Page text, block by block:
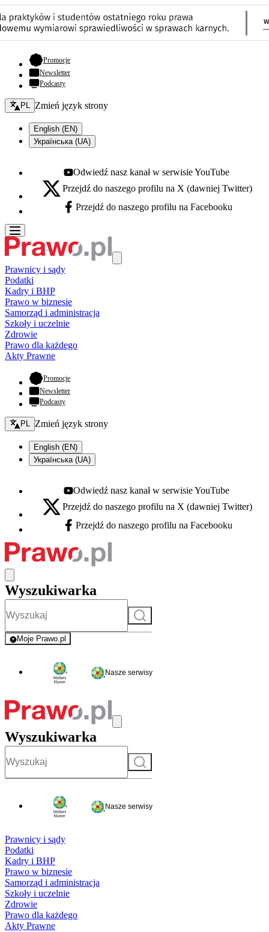
Promocje- otwiera się w nowej karcie
Newsletter
Podcasty
Zmień język - bieżący:
PL Zmień język strony
English (EN)
Українська (UA)
Youtube - otwiera się w nowej karcie
Odwiedź nasz kanał w serwisie YouTube
X - otwiera się w nowej karcie
Przejdź do naszego profilu na X (dawniej Twitter)
Facebook - otwiera się w nowej karcie
Przejdź do naszego profilu na Facebooku
Prawnicy i sądy
Podatki
Kadry i BHP
Prawo w biznesie
Samorząd i administracja
Szkoły i uczelnie
Zdrowie
Prawo dla każdego
Akty Prawne
Promocje- otwiera się w nowej karcie
Newsletter
Podcasty
Zmień język - bieżący:
PL Zmień język strony
English (EN)
Українська (UA)
Youtube - otwiera się w nowej karcie
Odwiedź nasz kanał w serwisie YouTube
X - otwiera się w nowej karcie
Przejdź do naszego profilu na X (dawniej Twitter)
Facebook - otwiera się w nowej karcie
Przejdź do naszego profilu na Facebooku
Wyszukiwarka
Szukaj
Moje Prawo.pl
- rejestracja i logowanie do serwisu
Nasze serwisy
Wyszukiwarka
Szukaj
Nasze serwisy
Prawnicy i sądy
Podatki
Kadry i BHP
Prawo w biznesie
Samorząd i administracja
Szkoły i uczelnie
Zdrowie
Prawo dla każdego
Akty Prawne